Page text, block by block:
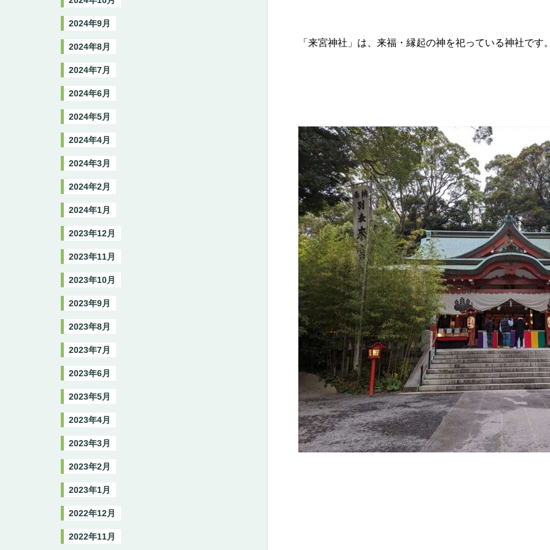
「来宮神社」は、来福・縁起の神を祀っている神社です
2024年9月
2024年8月
2024年7月
2024年6月
2024年5月
2024年4月
2024年3月
2024年2月
2024年1月
2023年12月
2023年11月
2023年10月
2023年9月
2023年8月
2023年7月
2023年6月
2023年5月
2023年4月
2023年3月
2023年2月
2023年1月
2022年12月
2022年11月